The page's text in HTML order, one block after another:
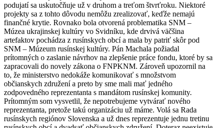
podujatí sa uskutočňuje už v druhom a treťom štvrťroku. Niektoré
projekty sa z tohto dôvodu nemôžu zrealizovať, keďže nemajú
finančné krytie. Rovnako bola otvorená problematika SNM –
Múzea ukrajinskej kultúry vo Svidníku, kde drvivá väčšina
artefaktov pochádza z rusínskych obcí a mala by patriť skôr pod
SNM – Múzeum rusínskej kultúry. Pán Machala požiadal
prítomných o zaslanie návrhov na zlepšenie práce fondu, ktoré by sa
zapracovali do novely zákona o FNPKNM. Zároveň upozornil na
to, že ministerstvo nedokáže komunikovať s množstvom
občianskych združení a preto by sme mali mať jedného
zodpovedného reprezentanta s mandátom rusínskej komunity.
Prítomným som vysvetlil, že nepotrebujeme vytvárať nového
reprezentanta, pretože takú organizáciu už máme. Volá sa Rada
rusínskych regiónov Slovenska a už dnes reprezentuje jednu tretinu